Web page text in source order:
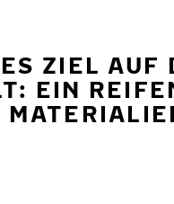
ZIEL AUF
EIN